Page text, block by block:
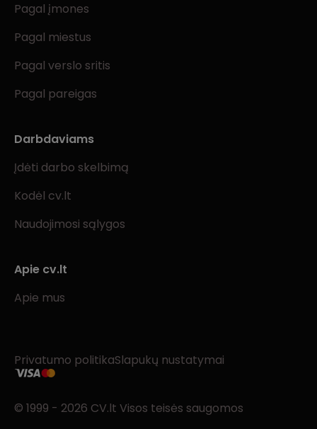
Pagal įmones
Pagal miestus
Pagal verslo sritis
Pagal pareigas
Darbdaviams
Įdėti darbo skelbimą
Kodėl cv.lt
Naudojimosi sąlygos
Apie cv.lt
Apie mus
Privatumo politikaSlapukų nustatymai
© 1999 - 2026 CV.lt Visos teisės saugomos